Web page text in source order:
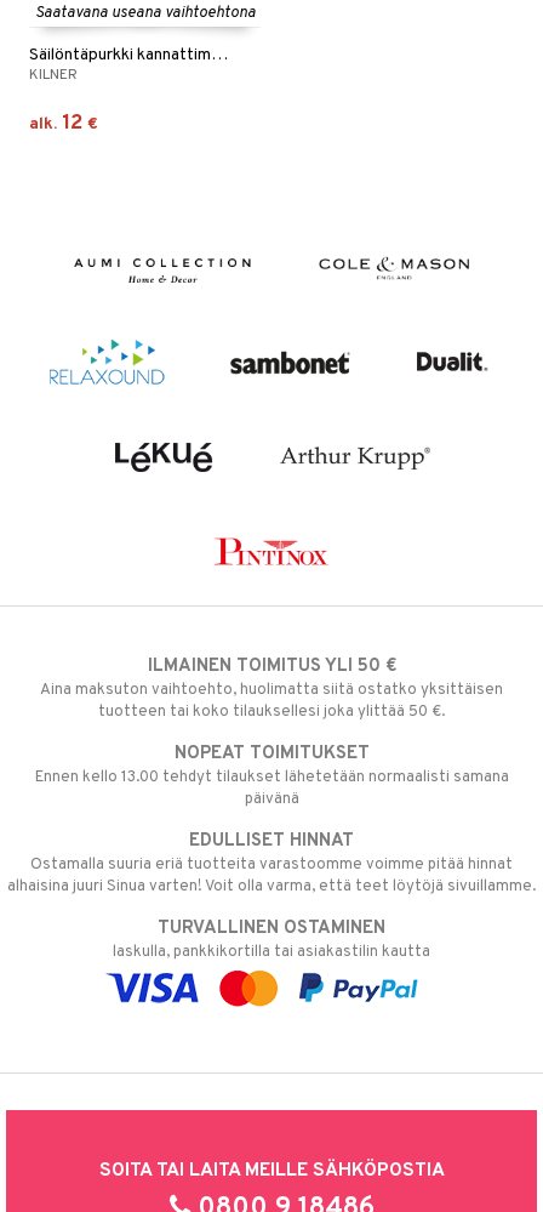
Saatavana useana vaihtoehtona
Säilöntäpurkki kannattimella
KILNER
alk. 12 €
ILMAINEN TOIMITUS YLI 50 €
Aina maksuton vaihtoehto, huolimatta siitä ostatko yksittäisen
tuotteen tai koko tilauksellesi joka ylittää 50 €.
NOPEAT TOIMITUKSET
Ennen kello 13.00 tehdyt tilaukset lähetetään normaalisti samana
päivänä
EDULLISET HINNAT
Ostamalla suuria eriä tuotteita varastoomme voimme pitää hinnat
alhaisina juuri Sinua varten! Voit olla varma, että teet löytöjä sivuillamme.
TURVALLINEN OSTAMINEN
laskulla, pankkikortilla tai asiakastilin kautta
SOITA TAI LAITA MEILLE SÄHKÖPOSTIA